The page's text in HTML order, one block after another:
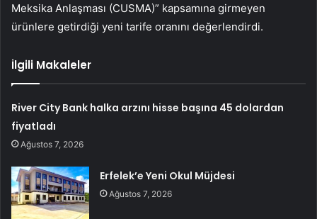
Meksika Anlaşması (CUSMA)” kapsamına girmeyen
ürünlere getirdiği yeni tarife oranını değerlendirdi.
İlgili Makaleler
River City Bank halka arzını hisse başına 45 dolardan
fiyatladı
Ağustos 7, 2026
Erfelek’e Yeni Okul Müjdesi
Ağustos 7, 2026